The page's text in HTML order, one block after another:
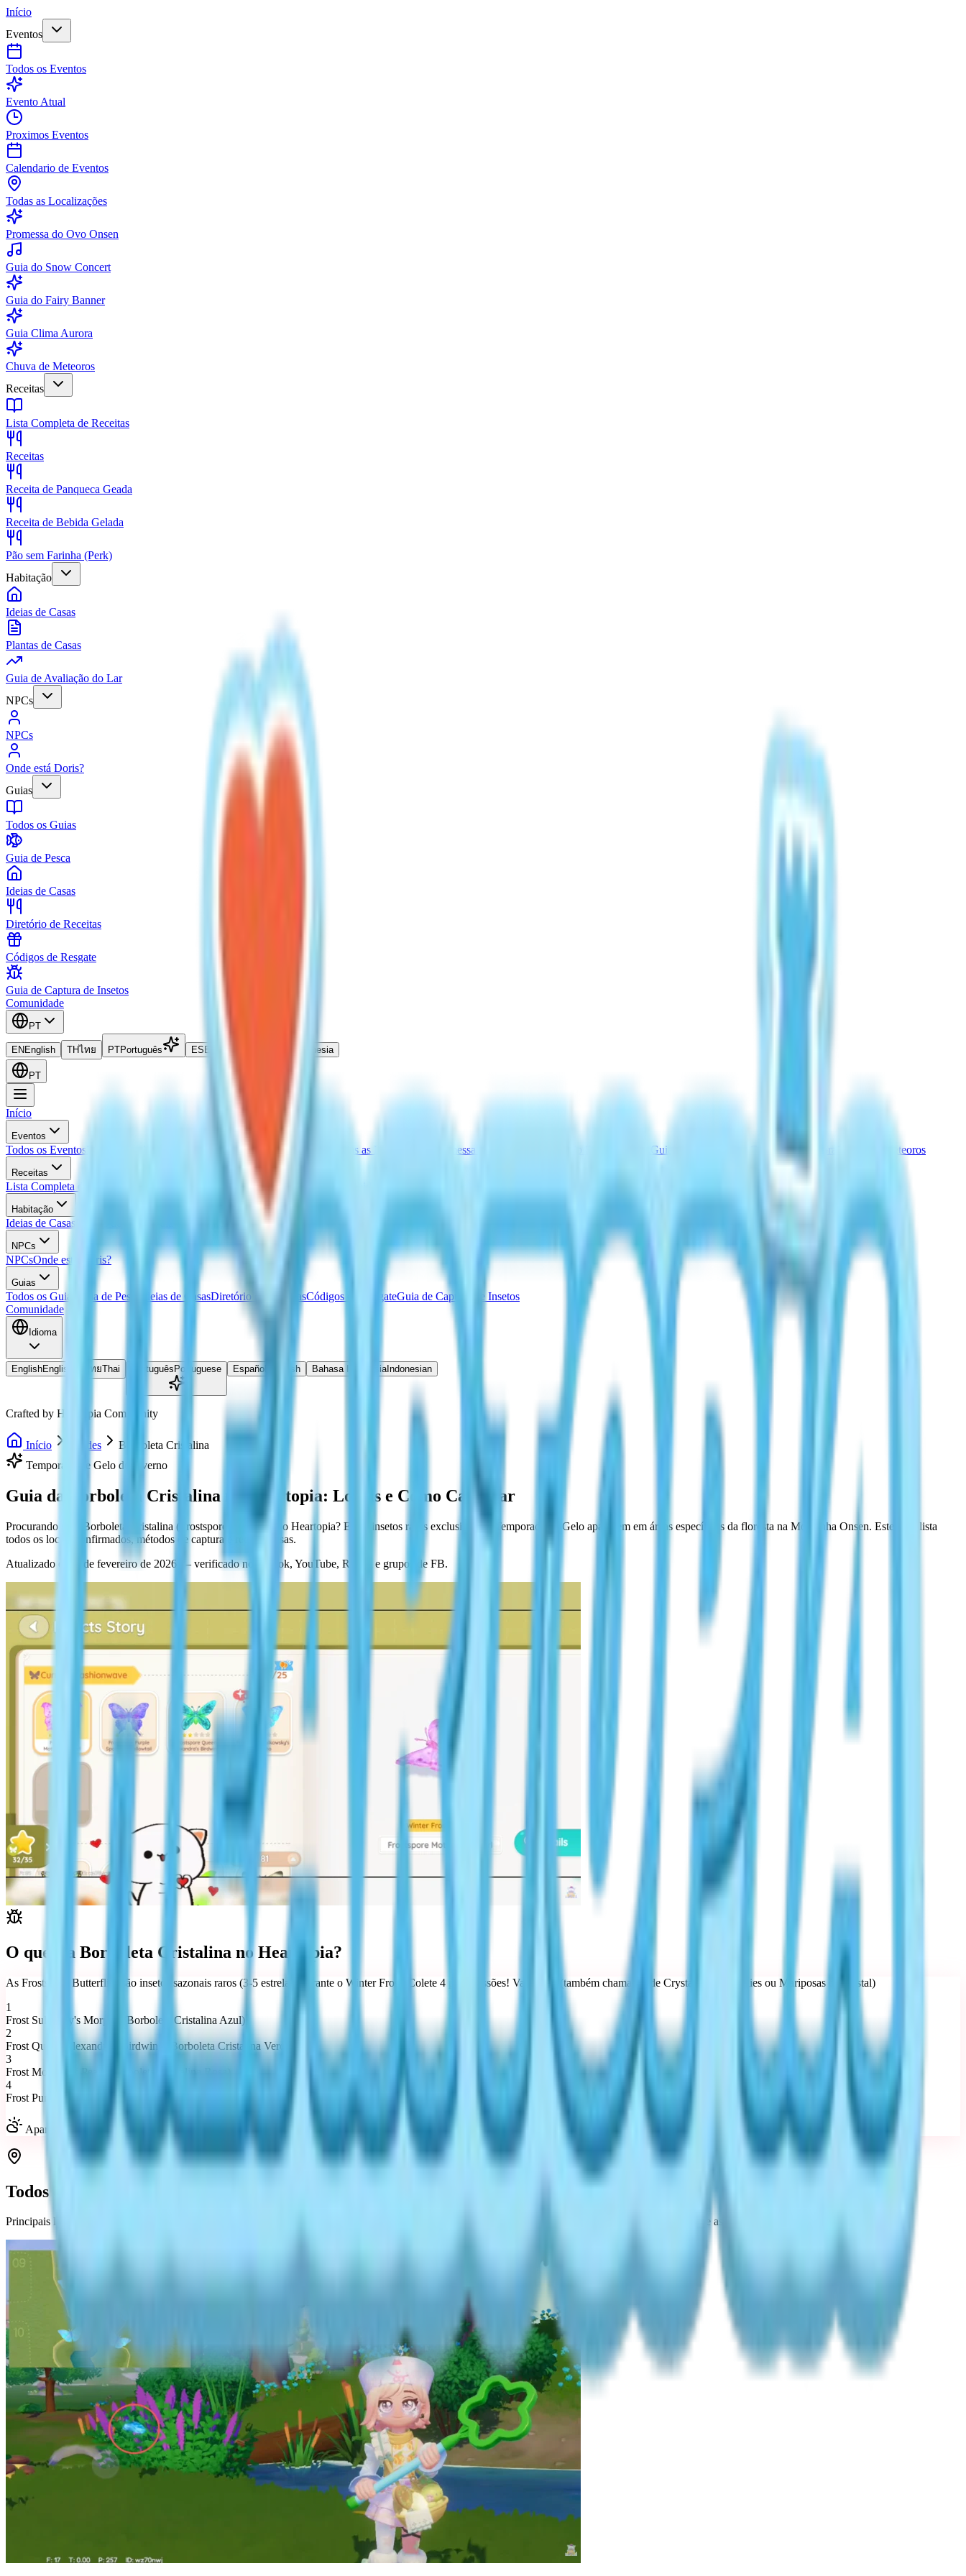
Início
Eventos
Todos os Eventos
Evento Atual
Proximos Eventos
Calendario de Eventos
Todas as Localizações
Promessa do Ovo Onsen
Guia do Snow Concert
Guia do Fairy Banner
Guia Clima Aurora
Chuva de Meteoros
Receitas
Lista Completa de Receitas
Receitas
Receita de Panqueca Geada
Receita de Bebida Gelada
Pão sem Farinha (Perk)
Habitação
Ideias de Casas
Plantas de Casas
Guia de Avaliação do Lar
NPCs
NPCs
Onde está Doris?
Guias
Todos os Guias
Guia de Pesca
Ideias de Casas
Diretório de Receitas
Códigos de Resgate
Guia de Captura de Insetos
Comunidade
PT
EN English THไทย PTPortuguês ES Español Bahasa Indonesia
PT
Início
Eventos
Todos os Eventos Calendario de Eventos Todas as Localizações Promessa do Ovo Onsen Guia do Fairy Banner Guia Clima Aurora Chuva de Meteoros
Receitas
Lista Completa de Receitas Receita de Panqueca Geada
Habitação
Ideias de Casas Guia de Avaliação do Lar
NPCs
NPCsOnde está Doris?
Guias
Todos os Guias Guia de Pesca Ideias de CasasDiretório de ReceitasCódigos de ResgateGuia de Captura de Insetos
Comunidade
Idioma
EnglishEnglish ไทยThai Português Portuguese Español Spanish Bahasa IndonesiaIndonesian
Crafted by Heartopia Community
Início Guides
Borboleta Cristalina
Temporada de Gelo de Inverno
Guia da Borboleta Cristalina no Heartopia: Locais e Como Capturar
Procurando pela Borboleta Cristalina (Frostspore Butterfly) no Heartopia? Esses insetos raros exclusivos da Temporada de Gelo aparecem em áreas específicas da floresta na Montanha Onsen. Este guia lista
todos os locais confirmados, métodos de captura e recompensas.
Atualizado em 8 de fevereiro de 2026 — verificado no TikTok, YouTube, Reddit e grupos de FB.
O que é a Borboleta Cristalina no Heartopia?
As Frostspore Butterflies são insetos sazonais raros (3-5 estrelas) durante o Winter Frost. Colete 4 para missões! Variantes: (também chamadas de Crystalline Butterflies ou Mariposas de Cristal)
1
Frost Sulkosky's Morpho (Borboleta Cristalina Azul)
2
Frost Queen Alexandra's Birdwing (Borboleta Cristalina Verde)
3
Frost Mother-of-Pearl (Borboleta Cristalina Rosa)
4
Frost Purple Spotted Swallowtail (Borboleta Cristalina Roxa)
Aparecem em clima ensolarado/chuvoso, florestas/lagos. Valor: 500-2000 Gold + Tokens.
Todos os Locais da Borboleta Cristalina (Mapa e Pontos)
Principais locais onde a Borboleta Cristalina aparece: Áreas florestais, ponto de ônibus e lagos. Capture insetos comuns primeiro para forçar o respawn. Use as coordenadas abaixo para precisão.